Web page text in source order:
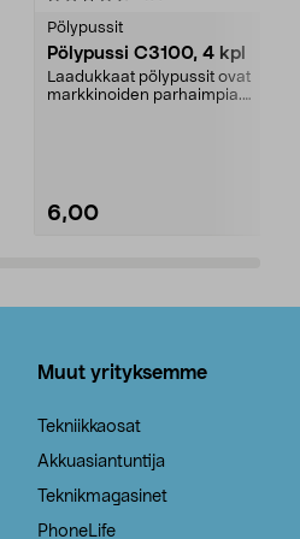
Pölypussit
Pölypussi C3100, 4 kpl
Laadukkaat pölypussit ovat
markkinoiden parhaimpia.
6,00
Muut yrityksemme
Tekniikkaosat
Akkuasiantuntija
Teknikmagasinet
PhoneLife